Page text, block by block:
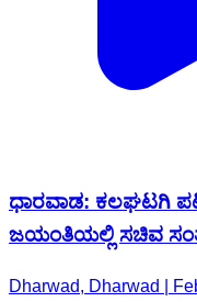
ಧಾರವಾಡ: ಕಲಘಟಗಿ
ಜಯಂತಿಯಲ್ಲಿ ಸಚಿವ
Dharwad, Dharwad |